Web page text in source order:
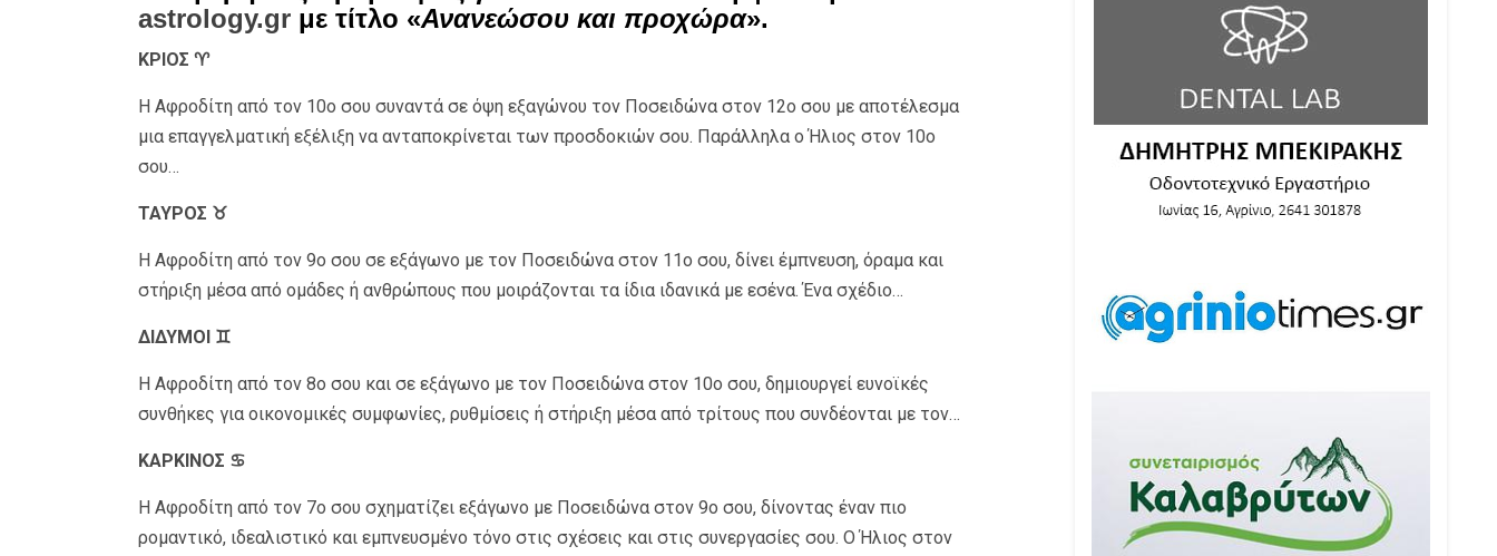
astrology.grμε τίτλο «Ανανεώσου και προχώρα».
ΚΡΙΟΣ ♈
Η Αφροδίτη από τον 10ο σου συναντά σε όψη εξαγώνου τον Ποσειδώνα στον 12ο σου με αποτέλεσμα
μια επαγγελματική εξέλιξη να ανταποκρίνεται των προσδοκιών σου. Παράλληλα ο Ήλιος στον 10ο
σου…
ΤΑΥΡΟΣ ♉
Η Αφροδίτη από τον 9ο σου σε εξάγωνο με τον Ποσειδώνα στον 11ο σου, δίνει έμπνευση, όραμα και
στήριξη μέσα από ομάδες ή ανθρώπους που μοιράζονται τα ίδια ιδανικά με εσένα. Ένα σχέδιο…
ΔΙΔΥΜΟΙ ♊
Η Αφροδίτη από τον 8ο σου και σε εξάγωνο με τον Ποσειδώνα στον 10ο σου, δημιουργεί ευνοϊκές
συνθήκες για οικονομικές συμφωνίες, ρυθμίσεις ή στήριξη μέσα από τρίτους που συνδέονται με τον…
ΚΑΡΚΙΝΟΣ ♋
Η Αφροδίτη από τον 7ο σου σχηματίζει εξάγωνο με Ποσειδώνα στον 9ο σου, δίνοντας έναν πιο
ρομαντικό, ιδεαλιστικό και εμπνευσμένο τόνο στις σχέσεις και στις συνεργασίες σου. Ο Ήλιος στον